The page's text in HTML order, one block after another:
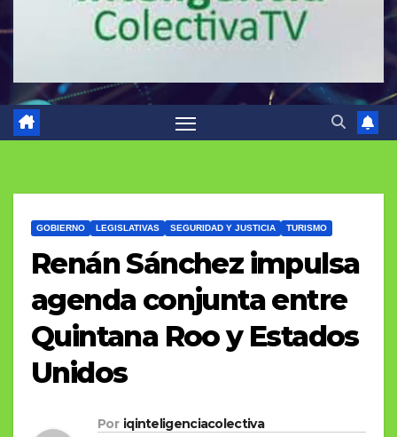
GOBIERNO LEGISLATIVAS SEGURIDAD Y JUSTICIA TURISMO
Renán Sánchez impulsa
agenda conjunta entre
Quintana Roo y Estados
Unidos
Por iqinteligenciacolectiva